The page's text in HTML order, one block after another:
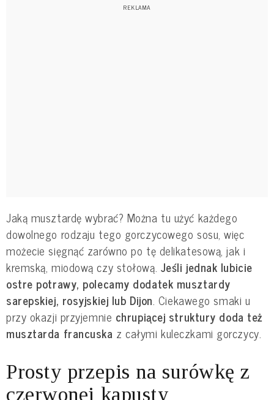
Jaką musztardę wybrać? Można tu użyć każdego
dowolnego rodzaju tego gorczycowego sosu, więc
możecie sięgnąć zarówno po tę delikatesową, jak i
kremską, miodową czy stołową. Jeśli jednak lubicie
ostre potrawy, polecamy dodatek musztardy
sarepskiej, rosyjskiej lub Dijon. Ciekawego smaki u
przy okazji przyjemnie chrupiącej struktury doda też
musztarda francuska z całymi kuleczkami gorczycy.
Prosty przepis na surówkę z
czerwonej kapusty